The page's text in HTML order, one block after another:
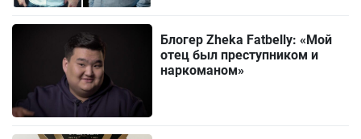
Блогер Zheka Fatbelly: «Мой
отец был преступником и
наркоманом»